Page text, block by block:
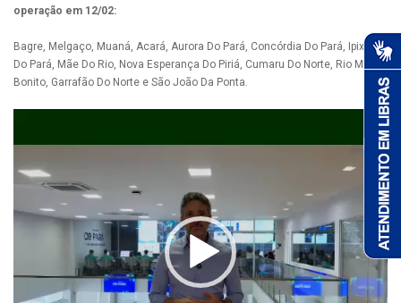
operação em 12/02:
Bagre, Melgaço, Muaná, Acará, Aurora Do Pará, Concórdia Do Pará, Ipixuna
Do Pará, Mãe Do Rio, Nova Esperança Do Piriá, Cumaru Do Norte, Rio Maria,
Bonito, Garrafão Do Norte e São João Da Ponta.